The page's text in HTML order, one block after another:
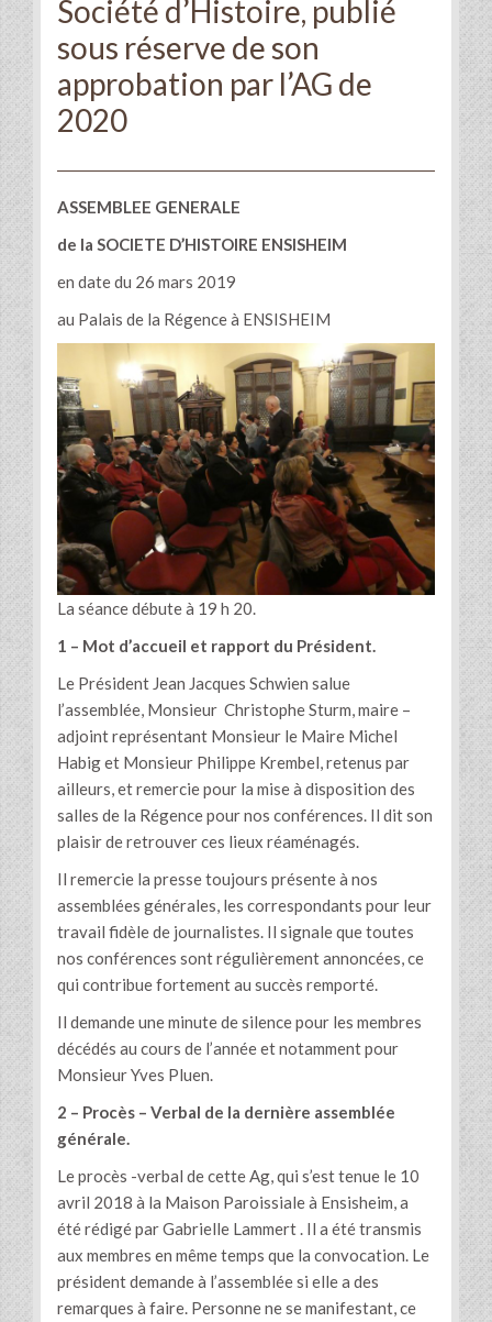
Société d’Histoire, publié
sous réserve de son
approbation par l’AG de
2020
ASSEMBLEE GENERALE
de la SOCIETE D’HISTOIRE ENSISHEIM
en date du 26 mars 2019
au Palais de la Régence à ENSISHEIM
La séance débute à 19 h 20.
1 – Mot d’accueil et rapport du Président.
Le Président Jean Jacques Schwien salue
l’assemblée, Monsieur Christophe Sturm, maire –
adjoint représentant Monsieur le Maire Michel
Habig et Monsieur Philippe Krembel, retenus par
ailleurs, et remercie pour la mise à disposition des
salles de la Régence pour nos conférences. Il dit son
plaisir de retrouver ces lieux réaménagés.
Il remercie la presse toujours présente à nos
assemblées générales, les correspondants pour leur
travail fidèle de journalistes. Il signale que toutes
nos conférences sont régulièrement annoncées, ce
qui contribue fortement au succès remporté.
Il demande une minute de silence pour les membres
décédés au cours de l’année et notamment pour
Monsieur Yves Pluen.
2 – Procès – Verbal de la dernière assemblée
générale.
Le procès -verbal de cette Ag, qui s’est tenue le 10
avril 2018 à la Maison Paroissiale à Ensisheim, a
été rédigé par Gabrielle Lammert . Il a été transmis
aux membres en même temps que la convocation. Le
président demande à l’assemblée si elle a des
remarques à faire. Personne ne se manifestant, ce